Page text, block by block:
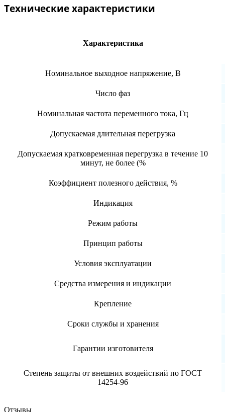
Технические характеристики
Характеристика
Номинальное выходное напряжение, В
Число фаз
Номинальная частота переменного тока, Гц
Допускаемая длительная перегрузка
Допускаемая кратковременная перегрузка в течение 10
минут, не более (%
Коэффициент полезного действия, %
Индикация
Режим работы
Принцип работы
Условия эксплуатации
Средства измерения и индикации
Крепление
Сроки службы и хранения
Гарантии изготовителя
Степень защиты от внешних воздействий по ГОСТ
14254-96
Отзывы